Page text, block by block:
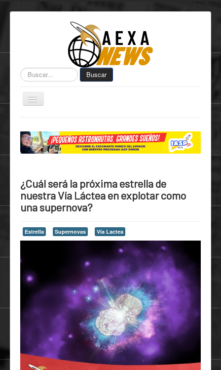
Buscar... Buscar
Toggle
Navigation
Centro de Informática AEXA
AexaSurvey
AEXA USA
Space Kidz
¿Cuál será la próxima estrella de
nuestra Vía Láctea en explotar como
una supernova?
Estrella Supernovas Vía Lactea